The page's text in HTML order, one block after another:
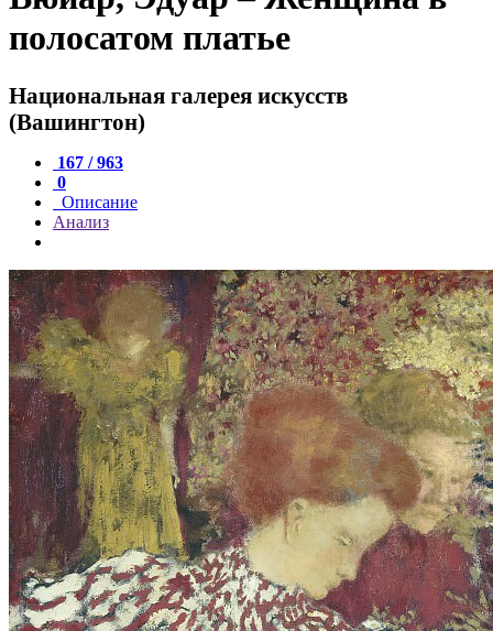
полосатом платье
Национальная галерея искусств
(Вашингтон)
167 / 963
0
Описание
Анализ